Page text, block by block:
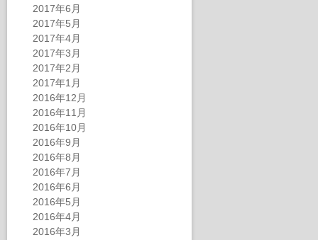
2017年6月
2017年5月
2017年4月
2017年3月
2017年2月
2017年1月
2016年12月
2016年11月
2016年10月
2016年9月
2016年8月
2016年7月
2016年6月
2016年5月
2016年4月
2016年3月